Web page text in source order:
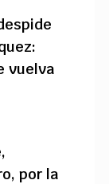
vuelva
por la